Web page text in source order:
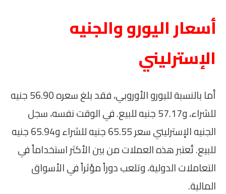
أسعار اليورو والجنيه
الإسترليني
أما بالنسبة لليورو الأوروبي، فقد بلغ سعره 56.90 جنيه
للشراء، و57.17 جنيه للبيع. في الوقت نفسه، سجل
الجنيه الإسترليني سعر 65.55 جنيه للشراء و65.94 جنيه
للبيع. تُعتبر هذه العملات من بين الأكثر استخداماً في
التعاملات الدولية، وتلعب دوراً مؤثراً في الأسواق
المالية.